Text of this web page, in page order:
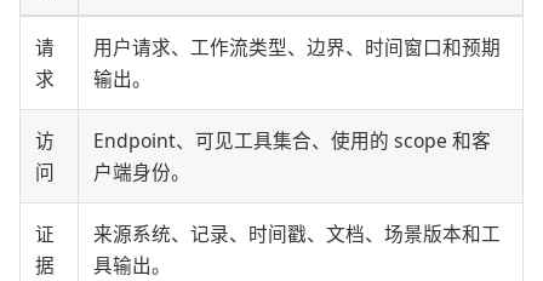
请
求
用户请求、工作流类型、边界、时间窗口和预期
输出。
访
问
Endpoint、可见工具集合、使用的 scope 和客
户端身份。
证
据
来源系统、记录、时间戳、文档、场景版本和工
具输出。